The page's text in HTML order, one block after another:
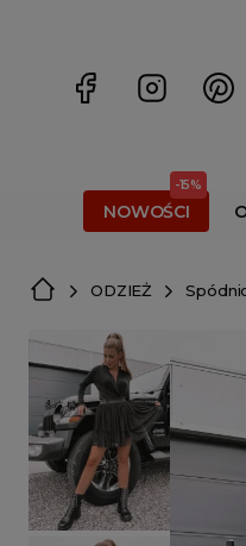
NOWOŚCI
-15%
ODZIEŻ